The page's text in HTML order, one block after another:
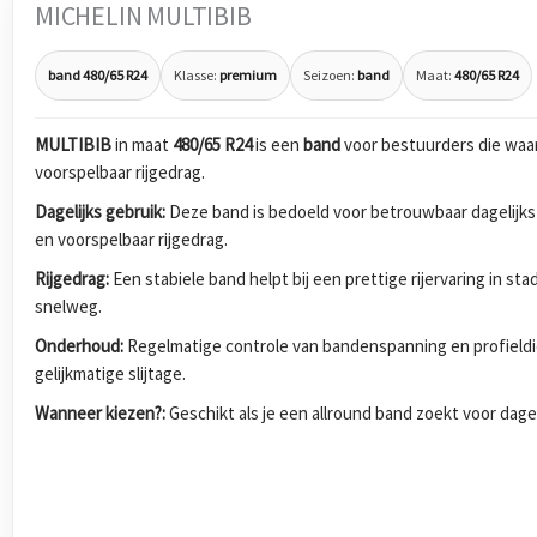
MICHELIN MULTIBIB
band 480/65 R24 Klasse: premium Seizoen: band Maat: 480/65 R24
MULTIBIBin maat 480/65 R24is een bandvoor bestuurders die
voorspelbaar rijgedrag.
Dagelijks gebruik: Deze band is bedoeld voor betrouwbaar
en voorspelbaar rijgedrag.
Rijgedrag: Een stabiele band helpt bij een prettige rijervaring in
snelweg.
Onderhoud: Regelmatige controle van bandenspanning en
gelijkmatige slijtage.
Wanneer kiezen?:Geschikt als je een allround band zoekt voor